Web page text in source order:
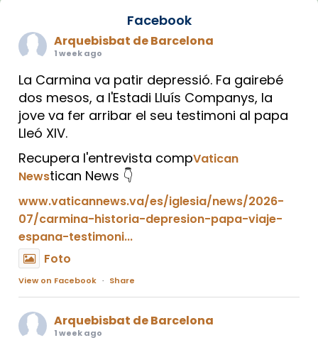
Facebook
Arquebisbat de Barcelona
1 week ago
La Carmina va patir depressió. Fa gairebé
dos mesos, a l'Estadi Lluís Companys, la
jove va fer arribar el seu testimoni al papa
Lleó XIV.
Recupera l'entrevista compVatican
Newstican News 👇
www.vaticannews.va/es/iglesia/news/2026-
07/carmina-historia-depresion-papa-viaje-
espana-testimoni...
Foto
View on Facebook · Share
Arquebisbat de Barcelona
1 week ago